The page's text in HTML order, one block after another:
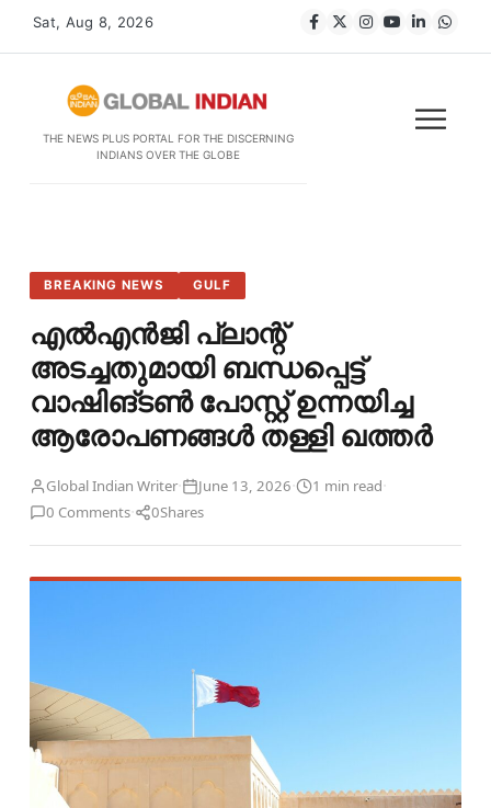
Sat, Aug 8, 2026
THE NEWS PLUS PORTAL FOR THE DISCERNING
INDIANS OVER THE GLOBE
BREAKING NEWS GULF
എൽഎൻജി പ്ലാന്റ്
അടച്ചതുമായി ബന്ധപ്പെട്ട്
വാഷിങ്ടൺ പോസ്റ്റ് ഉന്നയിച്ച
ആരോപണങ്ങൾ തള്ളി ഖത്തർ
Global Indian Writer· June 13, 2026· 1 min read·
0 Comments· 0Shares